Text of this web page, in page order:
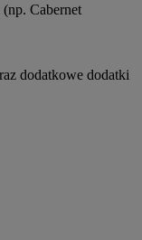
Cabernet
dodatkowe dodatki